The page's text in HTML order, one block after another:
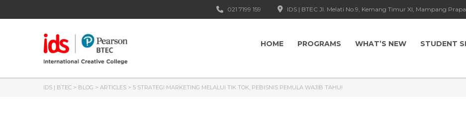
IDS | BTEC Jl. Melati No.9, Kemang Timur XI, Mampang
021 7199 159
HOME PROGRAMS WHAT’S NEW STUDENT
IDS | BTEC > BLOG > ARTICLES > 5 STRATEGI MARKETING MELALUI TIK TOK, PEBISNIS PEMULA WAJIB TAHU!